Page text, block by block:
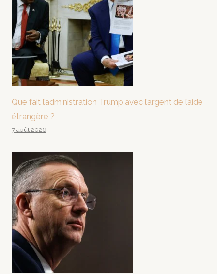
Que fait l’administration Trump avec l’argent de l’aide
étrangère ?
7 août 2026